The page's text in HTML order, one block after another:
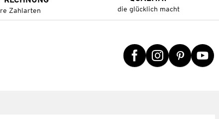
Zahlarten die glücklich macht